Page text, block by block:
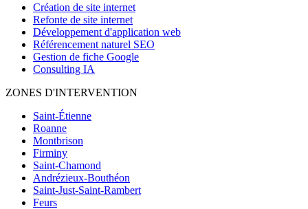
Création de site internet
Refonte de site internet
Développement d'application web
Référencement naturel SEO
Gestion de fiche Google
Consulting IA
ZONES D'INTERVENTION
Saint-Étienne
Roanne
Montbrison
Firminy
Saint-Chamond
Andrézieux-Bouthéon
Saint-Just-Saint-Rambert
Feurs